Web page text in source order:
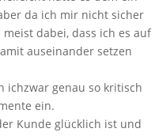
da ich mir nicht sicher
dabei, dass ich es auf
auseinander setzen
ichzwar genau so kritisch
ein.
Kunde glücklich ist und